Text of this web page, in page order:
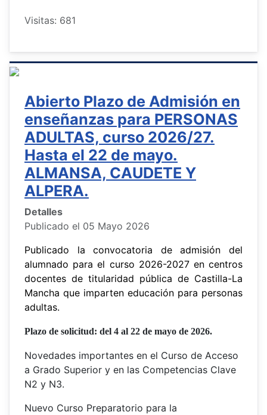
Visitas: 681
Abierto Plazo de Admisión en
enseñanzas para PERSONAS
ADULTAS, curso 2026/27.
Hasta el 22 de mayo.
ALMANSA, CAUDETE Y
ALPERA.
Detalles
Publicado el 05 Mayo 2026
Publicado la convocatoria de admisión del
alumnado para el curso 2026-2027 en centros
docentes de titularidad pública de Castilla-La
Mancha que imparten educación para personas
adultas.
Plazo de solicitud: del 4 al 22 de mayo de 2026.
Novedades importantes en el Curso de Acceso
a Grado Superior y en las Competencias Clave
N2 y N3.
Nuevo Curso Preparatorio para la